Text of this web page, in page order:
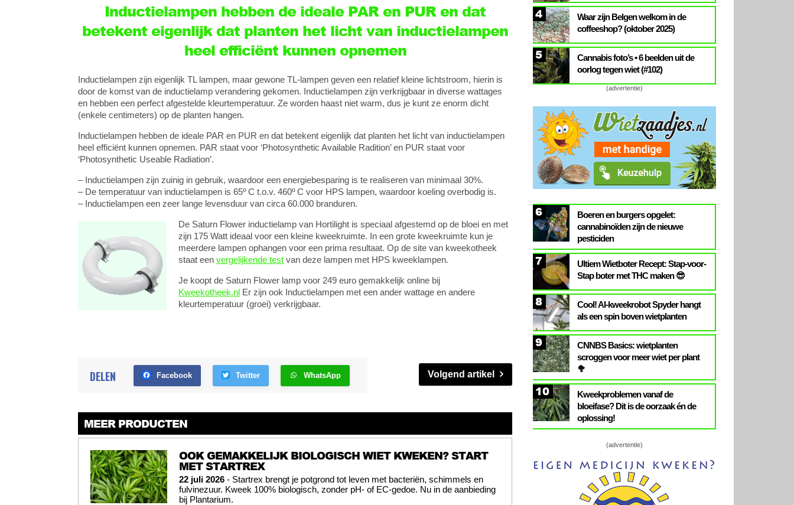
Inductielampen hebben de ideale PAR en PUR en dat
betekent eigenlijk dat planten het licht van inductielampen
heel efficiënt kunnen opnemen
Inductielampen zijn eigenlijk TL lampen, maar gewone TL-lampen geven een relatief kleine lichtstroom, hierin is
door de komst van de inductielamp verandering gekomen. Inductielampen zijn verkrijgbaar in diverse wattages
en hebben een perfect afgestelde kleurtemperatuur. Ze worden haast niet warm, dus je kunt ze enorm dicht
(enkele centimeters) op de planten hangen.
Inductielampen hebben de ideale PAR en PUR en dat betekent eigenlijk dat planten het licht van inductielampen
heel efficiënt kunnen opnemen. PAR staat voor ‘Photosynthetic Available Radition’ en PUR staat voor
‘Photosynthetic Useable Radiation’.
– Inductielampen zijn zuinig in gebruik, waardoor een energiebesparing is te realiseren van minimaal 30%.
– De temperatuur van inductielampen is 65º C t.o.v. 460º C voor HPS lampen, waardoor koeling overbodig is.
– Inductielampen een zeer lange levensduur van circa 60.000 branduren.
De Saturn Flower inductielamp van Hortilight is speciaal afgestemd op de bloei en met
zijn 175 Watt ideaal voor een kleine kweekruimte. In een grote kweekruimte kun je
meerdere lampen ophangen voor een prima resultaat. Op de site van kweekotheek
staat een vergelijkende test van deze lampen met HPS kweeklampen.
Je koopt de Saturn Flower lamp voor 249 euro gemakkelijk online bij
Kweekotheek.nl Er zijn ook Inductielampen met een ander wattage en andere
kleurtemperatuur (groei) verkrijgbaar.
DELEN Facebook Twitter WhatsApp Volgend artikel
MEER PRODUCTEN
OOK GEMAKKELIJK BIOLOGISCH WIET KWEKEN? START
MET STARTREX
22 juli 2026 - Startrex brengt je potgrond tot leven met bacteriën, schimmels en
fulvinezuur. Kweek 100% biologisch, zonder pH- of EC-gedoe. Nu in de aanbieding
bij Plantarium.
4
Waar zijn Belgen welkom in de
coffeeshop? (oktober 2025)
5
Cannabis foto’s • 6 beelden uit de
oorlog tegen wiet (#102)
(advertentie)
6
Boeren en burgers opgelet:
cannabinoïden zijn de nieuwe
pesticiden
7
Ultiem Wietboter Recept: Stap-voor-
Stap boter met THC maken 😎
8
Cool! AI-kweekrobot Spyder hangt
als een spin boven wietplanten
9
CNNBS Basics: wietplanten
scroggen voor meer wiet per plant
🥦
10
Kweekproblemen vanaf de
bloeifase? Dit is de oorzaak én de
oplossing!
(advertentie)